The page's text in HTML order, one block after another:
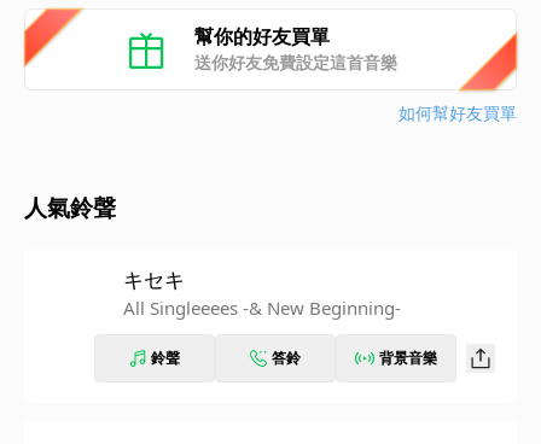
幫你的好友買單
送你好友免費設定這首音樂
如何幫好友買單
人氣鈴聲
キセキ
All Singleeees -& New Beginning-
鈴聲 答鈴 背景音樂